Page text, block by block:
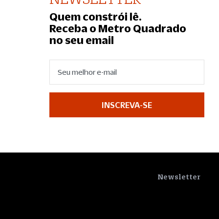
Quem constrói lê.
Receba o Metro Quadrado
no seu email
INSCREVA-SE
Newsletter